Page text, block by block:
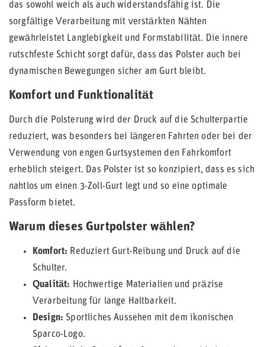
das sowohl weich als auch widerstandsfähig ist. Die
sorgfältige Verarbeitung mit verstärkten Nähten
gewährleistet Langlebigkeit und Formstabilität. Die innere
rutschfeste Schicht sorgt dafür, dass das Polster auch bei
dynamischen Bewegungen sicher am Gurt bleibt.
Komfort und Funktionalität
Durch die Polsterung wird der Druck auf die Schulterpartie
reduziert, was besonders bei längeren Fahrten oder bei der
Verwendung von engen Gurtsystemen den Fahrkomfort
erheblich steigert. Das Polster ist so konzipiert, dass es sich
nahtlos um einen 3-Zoll-Gurt legt und so eine optimale
Passform bietet.
Warum dieses Gurtpolster wählen?
Komfort: Reduziert Gurt-Reibung und Druck auf die
Schulter.
Qualität: Hochwertige Materialien und präzise
Verarbeitung für lange Haltbarkeit.
Design: Sportliches Aussehen mit dem ikonischen
Sparco-Logo.